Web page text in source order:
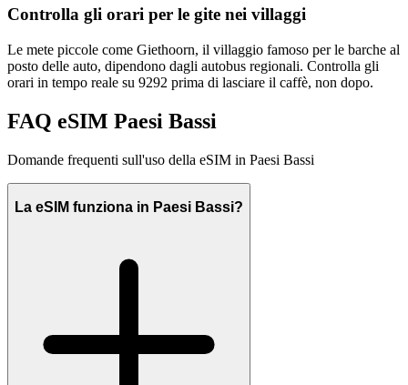
Controlla gli orari per le gite nei villaggi
Le mete piccole come Giethoorn, il villaggio famoso per le barche al
posto delle auto, dipendono dagli autobus regionali. Controlla gli
orari in tempo reale su 9292 prima di lasciare il caffè, non dopo.
FAQ eSIM Paesi Bassi
Domande frequenti sull'uso della eSIM in Paesi Bassi
La eSIM funziona in Paesi Bassi?